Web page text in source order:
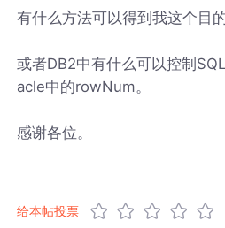
有什么方法可以得到我这个目
或者DB2中有什么可以控制
acle中的rowNum。
感谢各位。
给本帖投票